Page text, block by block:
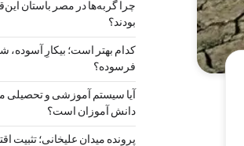
چرا گربه‌ها در مصر باستان
بودند؟
کدام بهتر است؛ بیکارِ آسوده،
فرسوده؟
آیا سیستم آموزشی و تحصیلی
دانش آموزان است؟
پرونده میدان علیخانی؛ تثبیت